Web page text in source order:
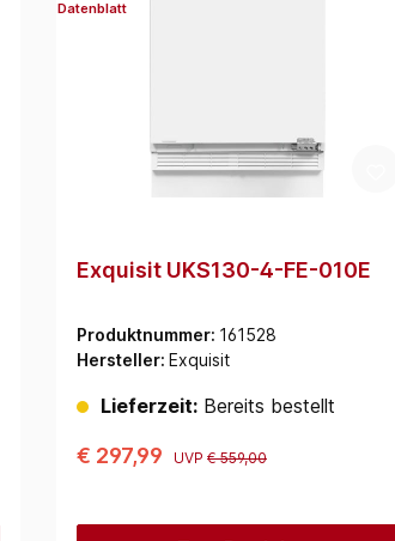
Datenblatt
Exquisit UKS130-4-FE-010E
Produktnummer: 161528
Hersteller: Exquisit
Lieferzeit: Bereits bestellt
€ 297,99 UVP € 559,00